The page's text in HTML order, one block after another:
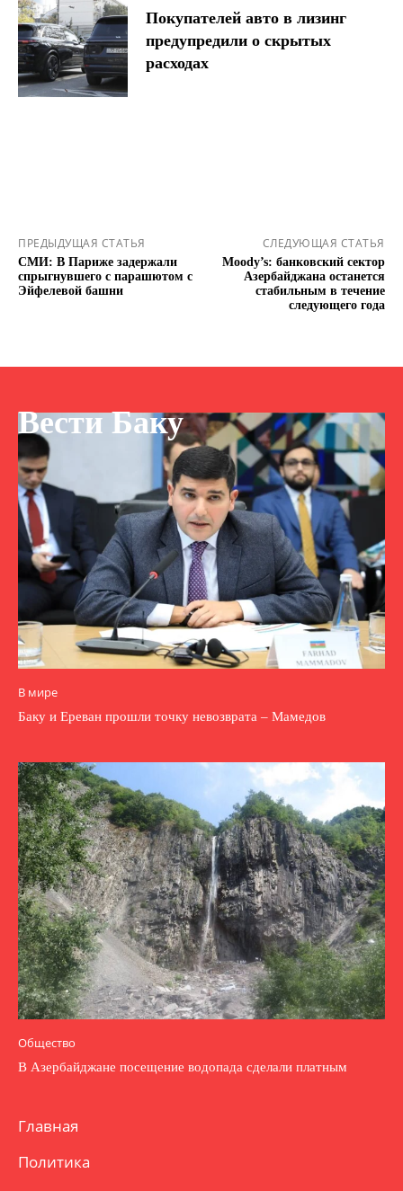
Покупателей авто в лизинг
предупредили о скрытых
расходах
ПРЕДЫДУЩАЯ СТАТЬЯ
СМИ: В Париже задержали
спрыгнувшего с парашютом с
Эйфелевой башни
СЛЕДУЮЩАЯ СТАТЬЯ
Moody’s: банковский сектор
Азербайджана останется
стабильным в течение
следующего года
Вести Баку
В мире
Баку и Ереван прошли точку невозврата – Мамедов
Общество
В Азербайджане посещение водопада сделали платным
Главная
Политика